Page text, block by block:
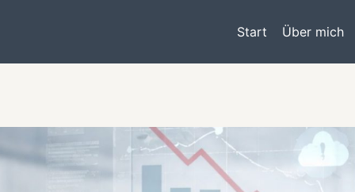
Start Über mich